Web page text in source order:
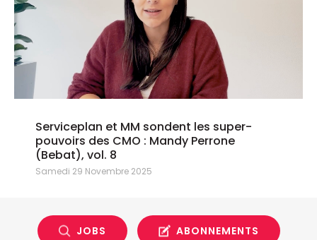
Serviceplan et MM sondent les super-
pouvoirs des CMO : Mandy Perrone
(Bebat), vol. 8
Samedi 29 Novembre 2025
JOBS ABONNEMENTS